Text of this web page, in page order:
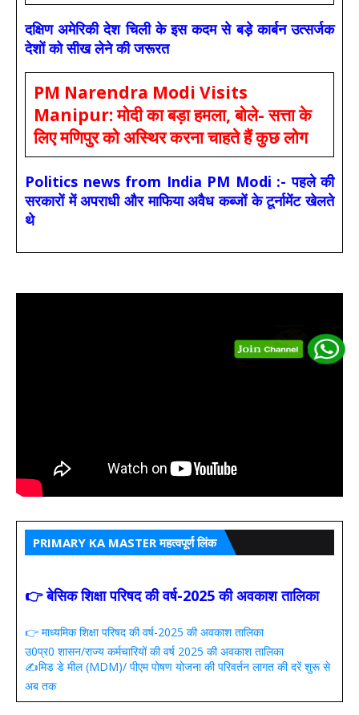
दक्षिण अमेरिकी देश चिली के इस कदम से बड़े कार्बन उत्सर्जक
देशों को सीख लेने की जरूरत
PM Narendra Modi Visits
Manipur: मोदी का बड़ा हमला, बोले- सत्ता के
लिए मणिपुर को अस्थिर करना चाहते हैं कुछ लोग
Politics news from India PM Modi :- पहले की
सरकारों में अपराधी और माफिया अवैध कब्जों के टूर्नामेंट खेलते
थे
PRIMARY KA MASTER महत्वपूर्ण लिंक
👉 बेसिक शिक्षा परिषद की वर्ष-2025 की अवकाश तालिका
👉 माध्यमिक शिक्षा परिषद की वर्ष-2025 की अवकाश तालिका
उ0प्र0 शासन/राज्य कर्मचारियों की वर्ष 2025 की अवकाश तालिका
✍️मिड डे मील (MDM)/ पीएम पोषण योजना की परिवर्तन लागत की दरें शुरू से
अब तक